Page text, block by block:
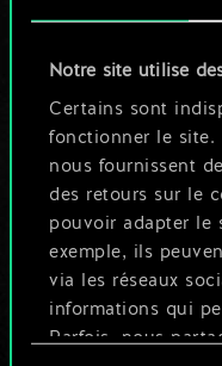
Notre site utilise
Certains sont
fonctionner le site.
nous fournissent
des retours sur le
pouvoir adapter le
exemple, ils
via les réseaux
informations qui
Parfois, nous
n'est
Mais
Nommer